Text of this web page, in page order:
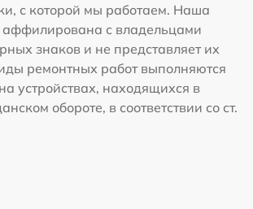
с которой мы работаем. Наша
аффилирована с владельцами
знаков и не представляет их
ремонтных работ выполняются
устройствах, находящихся в
обороте, в соответствии со ст.